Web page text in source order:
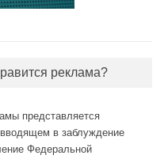
реклама?
представляется
в заблуждение
Федеральной